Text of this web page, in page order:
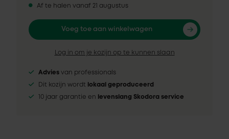
Af te halen vanaf 21 augustus
Voeg toe aan winkelwagen
Log in om je kozijn op te kunnen slaan
Advies van professionals
Dit kozijn wordt lokaal geproduceerd
10 jaar garantie en levenslang Skodora service